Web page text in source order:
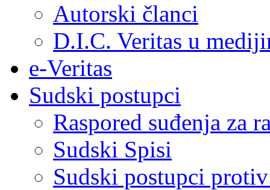
Autorski članci
D.I.C. Veritas u
e-Veritas
Sudski postupci
Raspored suđenja za
Sudski Spisi
Sudski postupci